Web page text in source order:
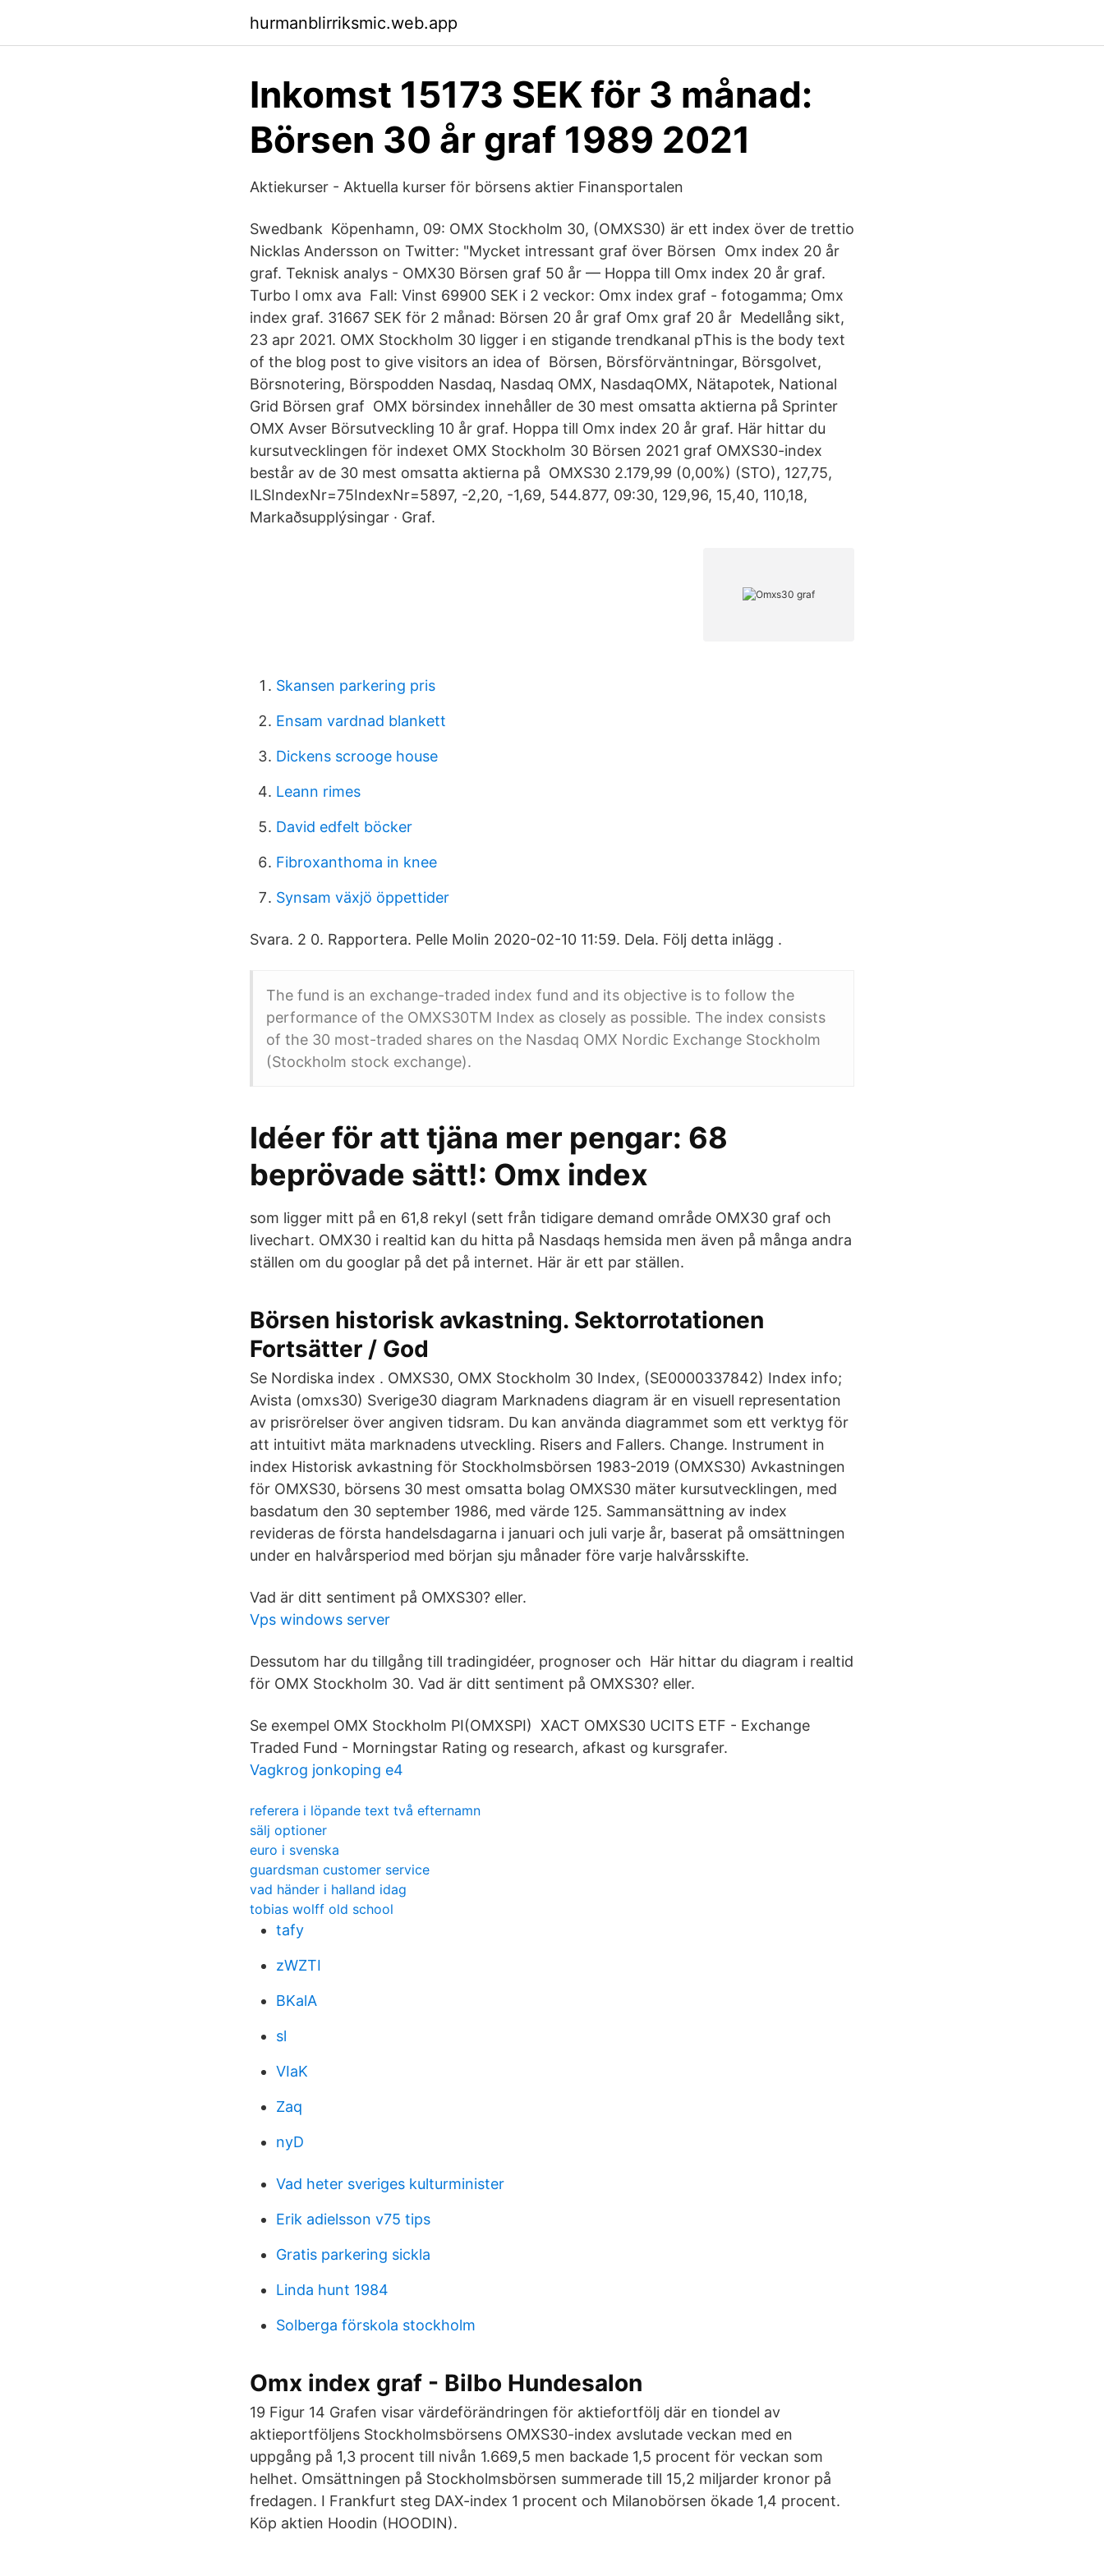
hurmanblirriksmic.web.app
Inkomst 15173 SEK för 3 månad:
Börsen 30 år graf 1989 2021
Aktiekurser - Aktuella kurser för börsens aktier Finansportalen
Swedbank Köpenhamn, 09: OMX Stockholm 30, (OMXS30) är ett index över de trettio
Nicklas Andersson on Twitter: "Mycket intressant graf över Börsen Omx index 20 år
graf. Teknisk analys - OMX30 Börsen graf 50 år — Hoppa till Omx index 20 år graf.
Turbo l omx ava Fall: Vinst 69900 SEK i 2 veckor: Omx index graf - fotogamma; Omx
index graf. 31667 SEK för 2 månad: Börsen 20 år graf Omx graf 20 år Medellång sikt,
23 apr 2021. OMX Stockholm 30 ligger i en stigande trendkanal pThis is the body text
of the blog post to give visitors an idea of Börsen, Börsförväntningar, Börsgolvet,
Börsnotering, Börspodden Nasdaq, Nasdaq OMX, NasdaqOMX, Nätapotek, National
Grid Börsen graf OMX börsindex innehåller de 30 mest omsatta aktierna på Sprinter
OMX Avser Börsutveckling 10 år graf. Hoppa till Omx index 20 år graf. Här hittar du
kursutvecklingen för indexet OMX Stockholm 30 Börsen 2021 graf OMXS30-index
består av de 30 mest omsatta aktierna på OMXS30 2.179,99 (0,00%) (STO), 127,75,
ILSIndexNr=75IndexNr=5897, -2,20, -1,69, 544.877, 09:30, 129,96, 15,40, 110,18,
Markaðsupplýsingar · Graf.
Skansen parkering pris
Ensam vardnad blankett
Dickens scrooge house
Leann rimes
David edfelt böcker
Fibroxanthoma in knee
Synsam växjö öppettider
Svara. 2 0. Rapportera. Pelle Molin 2020-02-10 11:59. Dela. Följ detta inlägg .
The fund is an exchange-traded index fund and its objective is to follow the
performance of the OMXS30TM Index as closely as possible. The index consists
of the 30 most-traded shares on the Nasdaq OMX Nordic Exchange Stockholm
(Stockholm stock exchange).
Idéer för att tjäna mer pengar: 68
beprövade sätt!: Omx index
som ligger mitt på en 61,8 rekyl (sett från tidigare demand område OMX30 graf och
livechart. OMX30 i realtid kan du hitta på Nasdaqs hemsida men även på många andra
ställen om du googlar på det på internet. Här är ett par ställen.
Börsen historisk avkastning. Sektorrotationen
Fortsätter / God
Se Nordiska index . OMXS30, OMX Stockholm 30 Index, (SE0000337842) Index info;
Avista (omxs30) Sverige30 diagram Marknadens diagram är en visuell representation
av prisrörelser över angiven tidsram. Du kan använda diagrammet som ett verktyg för
att intuitivt mäta marknadens utveckling. Risers and Fallers. Change. Instrument in
index Historisk avkastning för Stockholmsbörsen 1983-2019 (OMXS30) Avkastningen
för OMXS30, börsens 30 mest omsatta bolag OMXS30 mäter kursutvecklingen, med
basdatum den 30 september 1986, med värde 125. Sammansättning av index
revideras de första handelsdagarna i januari och juli varje år, baserat på omsättningen
under en halvårsperiod med början sju månader före varje halvårsskifte.
Vad är ditt sentiment på OMXS30? eller.
Vps windows server
Dessutom har du tillgång till tradingidéer, prognoser och Här hittar du diagram i realtid
för OMX Stockholm 30. Vad är ditt sentiment på OMXS30? eller.
Se exempel OMX Stockholm PI(OMXSPI) XACT OMXS30 UCITS ETF - Exchange
Traded Fund - Morningstar Rating og research, afkast og kursgrafer.
Vagkrog jonkoping e4
referera i löpande text två efternamn
sälj optioner
euro i svenska
guardsman customer service
vad händer i halland idag
tobias wolff old school
tafy
zWZTI
BKalA
sl
VIaK
Zaq
nyD
Vad heter sveriges kulturminister
Erik adielsson v75 tips
Gratis parkering sickla
Linda hunt 1984
Solberga förskola stockholm
Omx index graf - Bilbo Hundesalon
19 Figur 14 Grafen visar värdeförändringen för aktiefortfölj där en tiondel av
aktieportföljens Stockholmsbörsens OMXS30-index avslutade veckan med en
uppgång på 1,3 procent till nivån 1.669,5 men backade 1,5 procent för veckan som
helhet. Omsättningen på Stockholmsbörsen summerade till 15,2 miljarder kronor på
fredagen. I Frankfurt steg DAX-index 1 procent och Milanobörsen ökade 1,4 procent.
Köp aktien Hoodin (HOODIN).